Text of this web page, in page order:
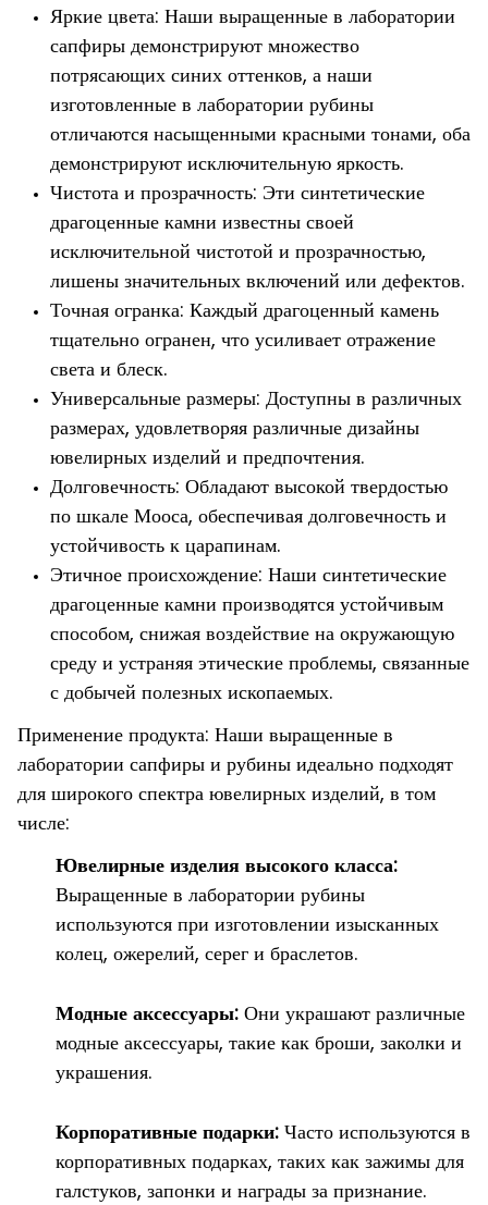
Яркие цвета: Наши выращенные в лаборатории
сапфиры демонстрируют множество
потрясающих синих оттенков, а наши
изготовленные в лаборатории рубины
отличаются насыщенными красными тонами, оба
демонстрируют исключительную яркость.
Чистота и прозрачность: Эти синтетические
драгоценные камни известны своей
исключительной чистотой и прозрачностью,
лишены значительных включений или дефектов.
Точная огранка: Каждый драгоценный камень
тщательно огранен, что усиливает отражение
света и блеск.
Универсальные размеры: Доступны в различных
размерах, удовлетворяя различные дизайны
ювелирных изделий и предпочтения.
Долговечность: Обладают высокой твердостью
по шкале Мооса, обеспечивая долговечность и
устойчивость к царапинам.
Этичное происхождение: Наши синтетические
драгоценные камни производятся устойчивым
способом, снижая воздействие на окружающую
среду и устраняя этические проблемы, связанные
с добычей полезных ископаемых.
Применение продукта: Наши выращенные в
лаборатории сапфиры и рубины идеально подходят
для широкого спектра ювелирных изделий, в том
числе:
Ювелирные изделия высокого класса:
Выращенные в лаборатории рубины
используются при изготовлении изысканных
колец, ожерелий, серег и браслетов.
Модные аксессуары:Они украшают различные
модные аксессуары, такие как броши, заколки и
украшения.
Корпоративные подарки:Часто используются в
корпоративных подарках, таких как зажимы для
галстуков, запонки и награды за признание.